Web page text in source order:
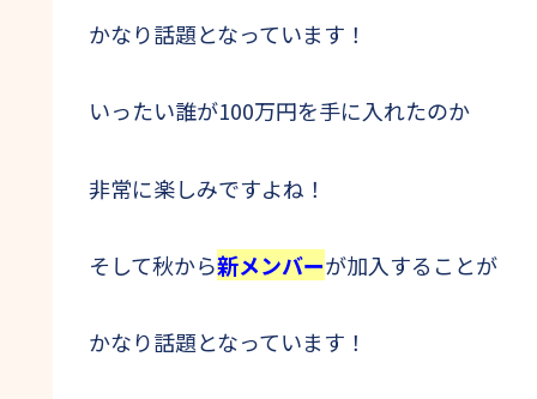
かなり話題となっています！
いったい誰が100万円を手に入れたのか
非常に楽しみですよね！
そして秋から新メンバーが加入することが
かなり話題となっています！